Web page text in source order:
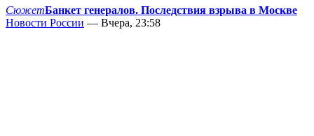
СюжетБанкет генералов. Последствия взрыва в Москве
Новости России — Вчера, 23:58